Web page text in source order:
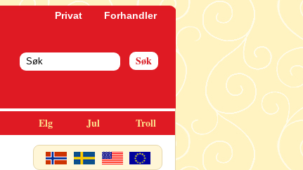
Privat Forhandler
Elg Jul Troll